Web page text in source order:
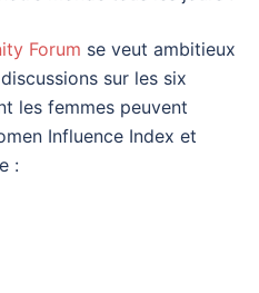
Forum se veut ambitieux
sur les six
les femmes peuvent
Influence Index et
: